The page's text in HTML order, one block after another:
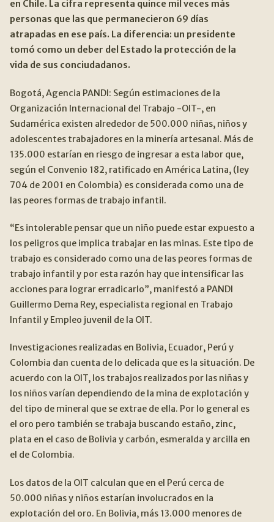
BIBLIOTECA
CONTACTO
SEARCH
FOR:
en Chile. La cifra representa quince mil veces más
personas que las que permanecieron 69 días
atrapadas en ese país. La diferencia: un presidente
tomó como un deber del Estado la protección de la
vida de sus conciudadanos.
Bogotá, Agencia PANDI: Según estimaciones de la
Organización Internacional del Trabajo -OIT-, en
Sudamérica existen alrededor de 500.000 niñas, niños y
adolescentes trabajadores en la minería artesanal. Más de
135.000 estarían en riesgo de ingresar a esta labor que,
según el Convenio 182, ratificado en América Latina, (ley
704 de 2001 en Colombia) es considerada como una de
las peores formas de trabajo infantil.
“Es intolerable pensar que un niño puede estar expuesto a
los peligros que implica trabajar en las minas. Este tipo de
trabajo es considerado como una de las peores formas de
trabajo infantil y por esta razón hay que intensificar las
acciones para lograr erradicarlo”, manifestó a PANDI
Guillermo Dema Rey, especialista regional en Trabajo
Infantil y Empleo juvenil de la OIT.
Investigaciones realizadas en Bolivia, Ecuador, Perú y
Colombia dan cuenta de lo delicada que es la situación. De
acuerdo con la OIT, los trabajos realizados por las niñas y
los niños varían dependiendo de la mina de explotación y
del tipo de mineral que se extrae de ella. Por lo general es
el oro pero también se trabaja buscando estaño, zinc,
plata en el caso de Bolivia y carbón, esmeralda y arcilla en
el de Colombia.
Los datos de la OIT calculan que en el Perú cerca de
50.000 niñas y niños estarían involucrados en la
explotación del oro. En Bolivia, más 13.000 menores de